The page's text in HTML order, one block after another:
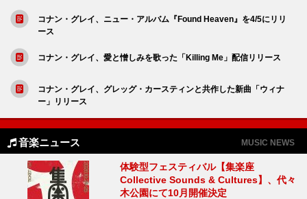
コナン・グレイ、ニュー・アルバム『Found Heaven』を4/5にリリ
ース
コナン・グレイ、愛と憎しみを歌った「Killing Me」配信リリース
コナン・グレイ、グレッグ・カースティンと共作した新曲「ウィナ
ー」リリース
音楽ニュース MUSIC NEWS
体験型フェスティバル【集楽座
Collective Sounds & Cultures】、代々
木公園にて10月開催決定